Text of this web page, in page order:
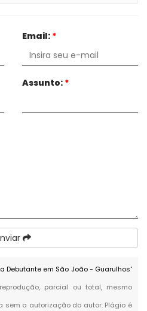
Email: *
Assunto: *
Debutante em São João - Guarulhos"
parcial ou total, mesmo
sem a autorização do autor. Plágio é